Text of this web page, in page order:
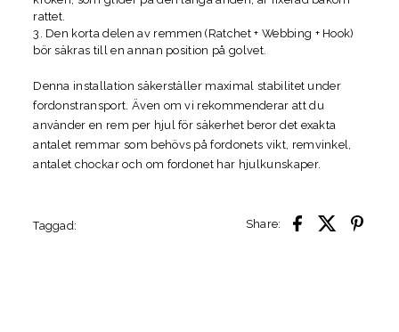
rattet.
Den korta delen av remmen (Ratchet + Webbing + Hook)
bör säkras till en annan position på golvet.
Denna installation säkerställer maximal stabilitet under
fordonstransport. Även om vi rekommenderar att du
använder en rem per hjul för säkerhet beror det exakta
antalet remmar som behövs på fordonets vikt, remvinkel,
antalet chockar och om fordonet har hjulkunskaper.
Taggad: Share: